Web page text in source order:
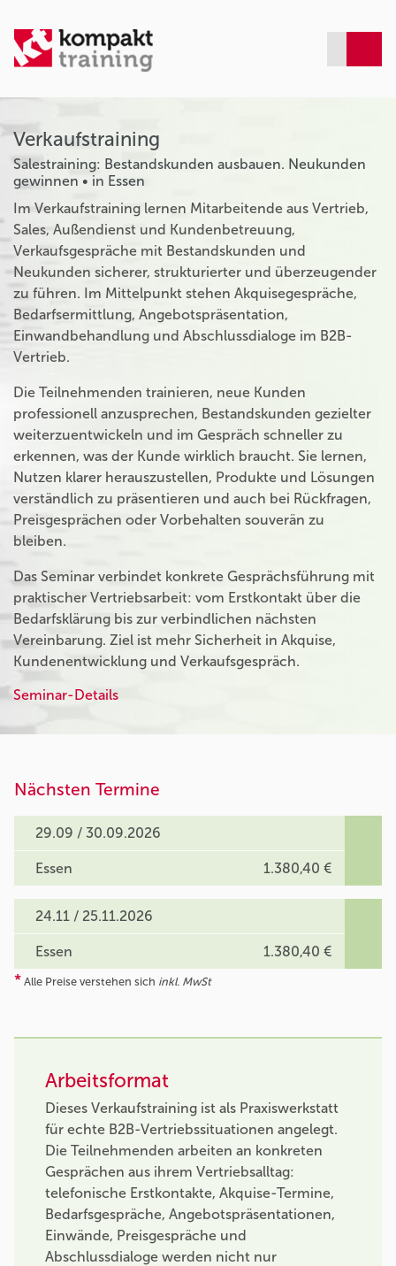
Verkaufstraining
Salestraining: Bestandskunden ausbauen. Neukunden
gewinnen • in Essen
Im Verkaufstraining lernen Mitarbeitende aus Vertrieb,
Sales, Außendienst und Kundenbetreuung,
Verkaufsgespräche mit Bestandskunden und
Neukunden sicherer, strukturierter und überzeugender
zu führen. Im Mittelpunkt stehen Akquisegespräche,
Bedarfsermittlung, Angebotspräsentation,
Einwandbehandlung und Abschlussdialoge im B2B-
Vertrieb.
Die Teilnehmenden trainieren, neue Kunden
professionell anzusprechen, Bestandskunden gezielter
weiterzuentwickeln und im Gespräch schneller zu
erkennen, was der Kunde wirklich braucht. Sie lernen,
Nutzen klarer herauszustellen, Produkte und Lösungen
verständlich zu präsentieren und auch bei Rückfragen,
Preisgesprächen oder Vorbehalten souverän zu
bleiben.
Das Seminar verbindet konkrete Gesprächsführung mit
praktischer Vertriebsarbeit: vom Erstkontakt über die
Bedarfsklärung bis zur verbindlichen nächsten
Vereinbarung. Ziel ist mehr Sicherheit in Akquise,
Kundenentwicklung und Verkaufsgespräch.
Seminar-Details
Nächsten Termine
29.09 / 30.09.2026
Essen 1.380,40 €
24.11 / 25.11.2026
Essen 1.380,40 €
* Alle Preise verstehen sich inkl. MwSt
Arbeitsformat
Dieses Verkaufstraining ist als Praxiswerkstatt
für echte B2B-Vertriebssituationen angelegt.
Die Teilnehmenden arbeiten an konkreten
Gesprächen aus ihrem Vertriebsalltag:
telefonische Erstkontakte, Akquise-Termine,
Bedarfsgespräche, Angebotspräsentationen,
Einwände, Preisgespräche und
Abschlussdialoge werden nicht nur